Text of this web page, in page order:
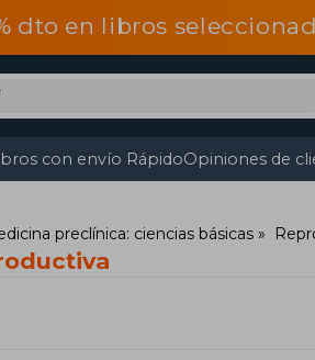
dto en libros
con envío RápidoOpiniones de
preclínica: ciencias básicas